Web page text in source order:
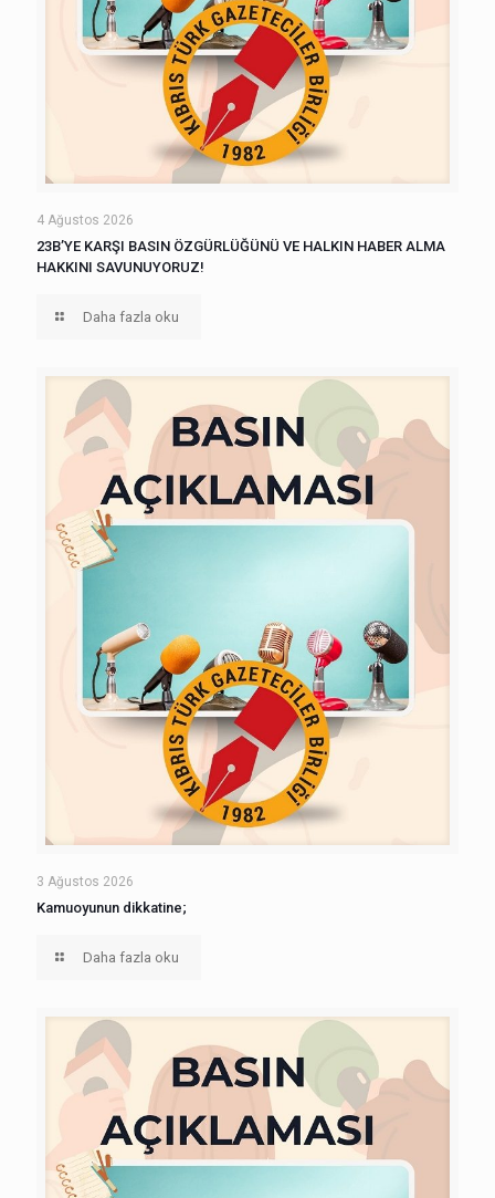
4 Ağustos 2026
23B’YE KARŞI BASIN ÖZGÜRLÜĞÜNÜ VE HALKIN HABER ALMA
HAKKINI SAVUNUYORUZ!
Daha fazla oku
3 Ağustos 2026
Kamuoyunun dikkatine;
Daha fazla oku